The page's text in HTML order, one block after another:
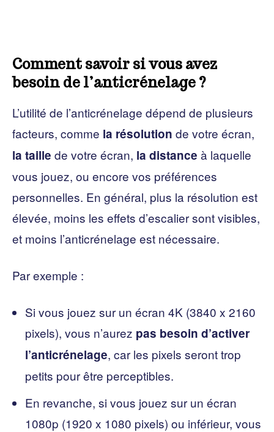
Comment savoir si vous avez
besoin de l’anticrénelage ?
L’utilité de l’anticrénelage dépend de plusieurs
facteurs, comme la résolution de votre écran,
la taille de votre écran, la distance à laquelle
vous jouez, ou encore vos préférences
personnelles. En général, plus la résolution est
élevée, moins les effets d’escalier sont visibles,
et moins l’anticrénelage est nécessaire.
Par exemple :
Si vous jouez sur un écran 4K (3840 x 2160
pixels), vous n’aurez pas besoin d’activer
l’anticrénelage, car les pixels seront trop
petits pour être perceptibles.
En revanche, si vous jouez sur un écran
1080p (1920 x 1080 pixels) ou inférieur, vous